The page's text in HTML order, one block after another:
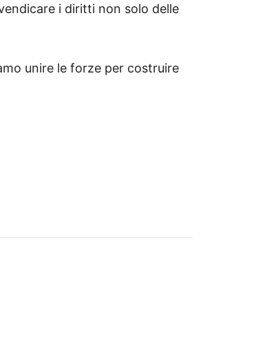
i diritti non solo delle
unire le forze per costruire